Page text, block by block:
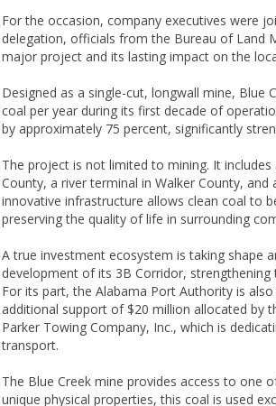
For the occasion, company executives were
delegation, officials from the Bureau of Land
major project and its lasting impact on the
Designed as a single-cut, longwall mine,
coal per year during its first decade of
by approximately 75 percent, significantly
The project is not limited to mining. It
County, a river terminal in Walker County, and
innovative infrastructure allows clean coal to
preserving the quality of life in surrounding
A true investment ecosystem is taking shape
development of its 3B Corridor,
For its part, the Alabama Port Authority is
additional support of $20 million allocated by
Parker Towing Company, Inc., which is
transport.
The Blue Creek mine provides access to one
unique physical properties, this coal is used